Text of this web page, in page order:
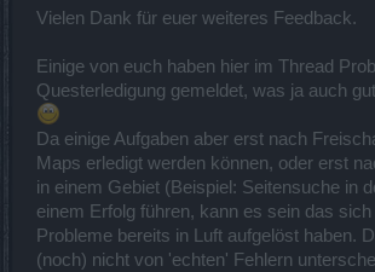
Vielen Dank für euer weiteres Feedback.
Einige von euch haben hier im Thread
Questerledigung gemeldet, was ja auch
Da einige Aufgaben aber erst nach
Maps erledigt werden können, oder erst
in einem Gebiet (Beispiel: Seitensuche in
einem Erfolg führen, kann es sein das
Probleme bereits in Luft aufgelöst haben.
(noch) nicht von 'echten' Fehlern